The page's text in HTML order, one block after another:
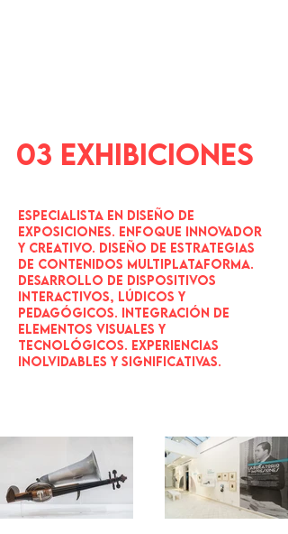
03 exhibiciones
Especialista en diseño de
exposiciones. Enfoque innovador
y creativo. Diseño de estrategias
de contenidos multiplataforma.
Desarrollo de dispositivos
interactivos, lúdicos y
pedagógicos. Integración de
elementos visuales y
tecnológicos. Experiencias
inolvidables y significativas.